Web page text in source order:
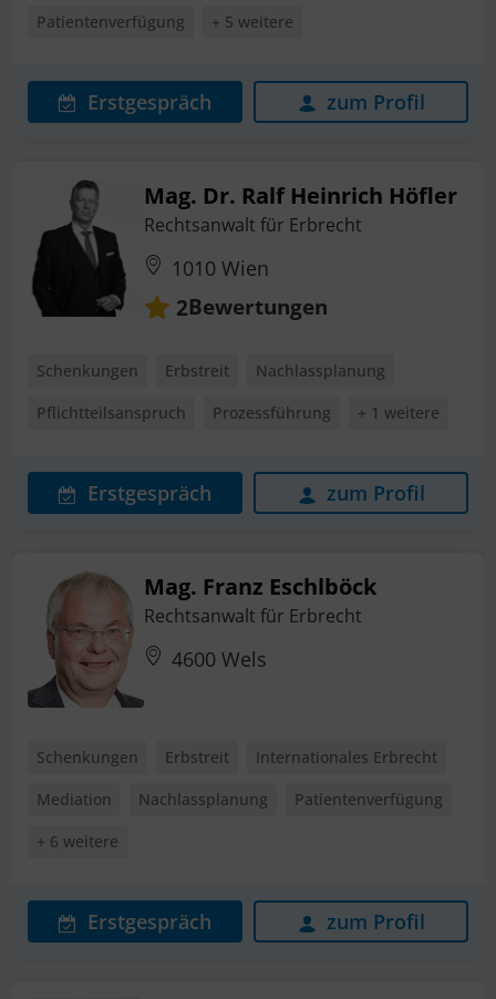
Patientenverfügung
+ 5 weitere
Erstgespräch zum Profil
Mag. Dr. Ralf Heinrich Höfler
Rechtsanwalt für Erbrecht
1010 Wien
2Bewertungen
Schenkungen Erbstreit
Nachlassplanung
Pflichtteilsanspruch
Prozessführung + 1 weitere
Erstgespräch zum Profil
Mag. Franz Eschlböck
Rechtsanwalt für Erbrecht
4600 Wels
Schenkungen Erbstreit
Internationales Erbrecht
Mediation
Nachlassplanung
Patientenverfügung
+ 6 weitere
Erstgespräch zum Profil